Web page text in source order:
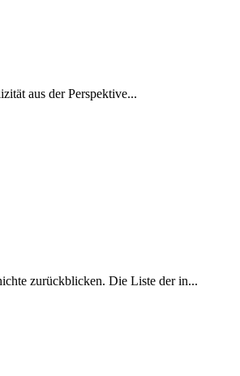
aus der Perspektive...
zurückblicken. Die Liste der in...